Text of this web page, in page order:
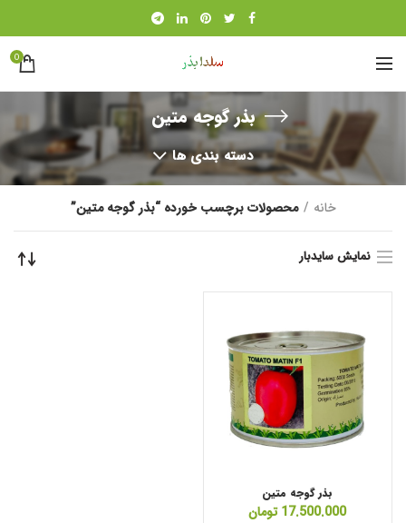
0
بذر گوجه متین
دسته بندی ها
خانه محصولات برچسب خورده “بذر گوجه متین”
نمایش سایدبار
بذر گوجه متین
17.500.000 تومان